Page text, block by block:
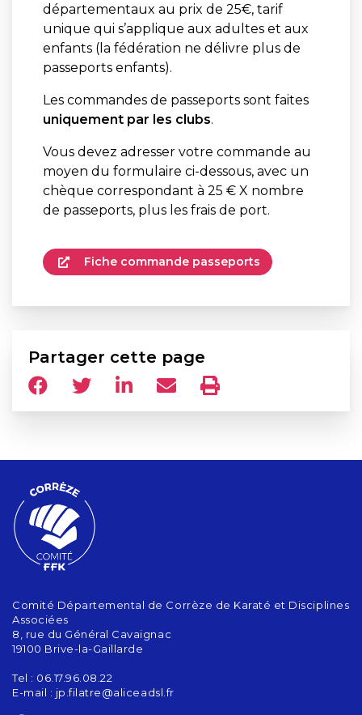
départementaux au prix de 25€, tarif
unique qui s’applique aux adultes et aux
enfants (la fédération ne délivre plus de
passeports enfants).
Les commandes de passeports sont faites
uniquement par les clubs.
Vous devez adresser votre commande au
moyen du formulaire ci-dessous, avec un
chèque correspondant à 25 € X nombre
de passeports, plus les frais de port.
Fiche commande passeports
Partager cette page
Comité Départemental de Corrèze de Karaté et Disciplines
Associées
8, rue du Général Cavaignac
19100 Brive-la-Gaillarde
Tel : 06.17.96.08.22
E-mail : jp.filatre@aliceadsl.fr